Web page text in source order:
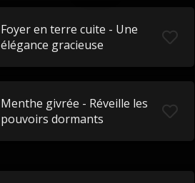
Foyer en terre cuite - Une
élégance gracieuse
Menthe givrée - Réveille les
pouvoirs dormants